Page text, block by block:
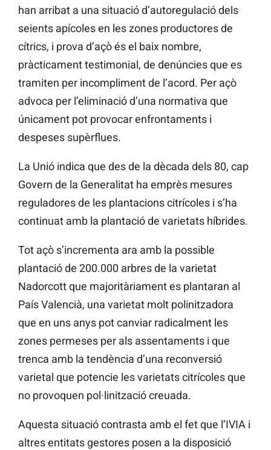
han arribat a una situació d’autoregulació dels
seients apícoles en les zones productores de
cítrics, i prova d’açò és el baix nombre,
pràcticament testimonial, de denúncies que es
tramiten per incompliment de l’acord. Per açò
advoca per l’eliminació d’una normativa que
únicament pot provocar enfrontaments i
despeses supèrflues.
La Unió indica que des de la dècada dels 80, cap
Govern de la Generalitat ha emprès mesures
reguladores de les plantacions citrícoles i s’ha
continuat amb la plantació de varietats híbrides.
Tot açò s’incrementa ara amb la possible
plantació de 200.000 arbres de la varietat
Nadorcott que majoritàriament es plantaran al
País Valencià, una varietat molt polinitzadora
que en uns anys pot canviar radicalment les
zones permeses per als assentaments i que
trenca amb la tendència d’una reconversió
varietal que potencie les varietats citrícoles que
no provoquen pol·linització creuada.
Aquesta situació contrasta amb el fet que l’IVIA i
altres entitats gestores posen a la disposició